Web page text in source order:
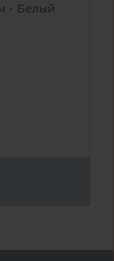
- Белый